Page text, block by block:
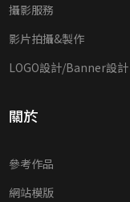
攝影服務
影片拍攝&製作
LOGO設計/Banner設計
關於
參考作品
網站模版